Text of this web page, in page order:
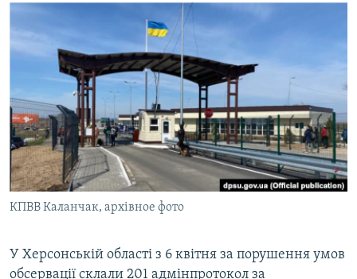
ДЕПОРТАЦІЯ
ВІДЕОУРОКИ «ELIFBE»
СВІДЧЕННЯ ОКУПАЦІЇ
УКРАЇНСЬКА ПРОБЛЕМА КРИМУ
ІНФОГРАФІКА
ЯК ОБІЙТИ БЛОКУВАННЯ
Русский
Qırımtatar
ДОЛУЧАЙСЯ!
Усі сайти RFE/RL
КПВВ Каланчак, архівное фото
У Херсонській області з 6 квітня за порушення умов
обсервації склали 201 адмінпротокол за